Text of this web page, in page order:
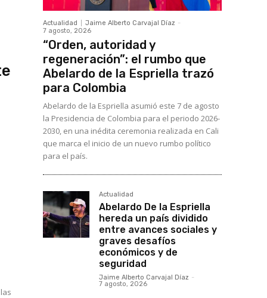
Actualidad Jaime Alberto Carvajal Díaz -
7 agosto, 2026
“Orden, autoridad y
regeneración”: el rumbo que
Abelardo de la Espriella trazó
para Colombia
Abelardo de la Espriella asumió este 7 de agosto
la Presidencia de Colombia para el periodo 2026-
2030, en una inédita ceremonia realizada en Cali
que marca el inicio de un nuevo rumbo político
para el país.
Actualidad
Abelardo De la Espriella
hereda un país dividido
entre avances sociales y
graves desafíos
económicos y de
seguridad
Jaime Alberto Carvajal Díaz -
7 agosto, 2026